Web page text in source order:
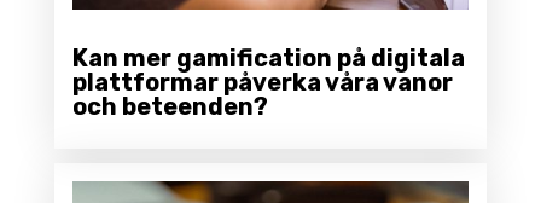
Kan mer gamification på digitala
plattformar påverka våra vanor
och beteenden?